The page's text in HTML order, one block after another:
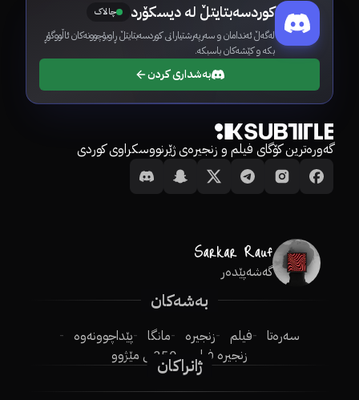
کوردسەبتایتڵ لە دیسکۆرد چالاک
لەگەڵ ئەندامان و سەرپەرشتیارانی کوردسەبتایتڵ ڕاوبۆچوونەکان ئاڵووگۆڕ
بکە و کێشەکان باسبکە.
بەشداری کردن
گەورەترین کۆگای فیلم و زنجیرەی ژێرنووسکراوی کوردی
گەشەپێدەر
بەشەکان
سەرەتا فیلم زنجیرە مانگا
پێداچوونەوە
زنجیرە فیلم
250ـی مێژوو
ژانراکان